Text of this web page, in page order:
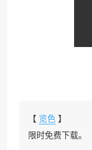
【 览色 】
限时免费下载。